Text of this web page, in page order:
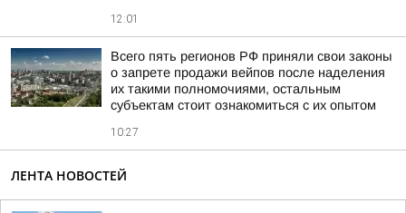
12:01
Всего пять регионов РФ приняли свои законы
о запрете продажи вейпов после наделения
их такими полномочиями, остальным
субъектам стоит ознакомиться с их опытом
10:27
ЛЕНТА НОВОСТЕЙ